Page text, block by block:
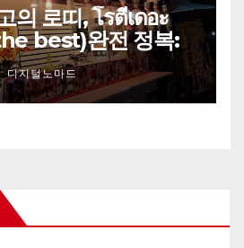
의 로띠, โรตีเดอะ
best)완전 정복:
지 모든 게 특별한
디지털노마드